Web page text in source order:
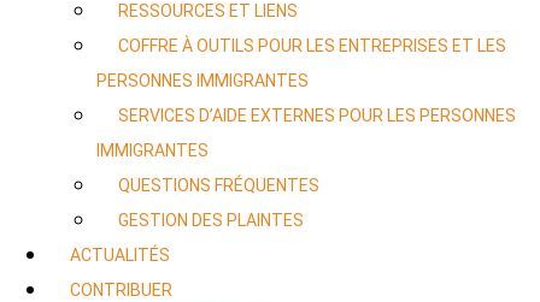
RESSOURCES ET LIENS
COFFRE À OUTILS POUR LES ENTREPRISES ET LES
PERSONNES IMMIGRANTES
SERVICES D’AIDE EXTERNES POUR LES PERSONNES
IMMIGRANTES
QUESTIONS FRÉQUENTES
GESTION DES PLAINTES
ACTUALITÉS
CONTRIBUER